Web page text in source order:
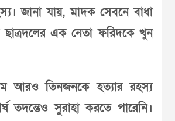
জানা যায়, মাদক সেবনে বাধা
ছাত্রদলের এক নেতা ফরিদকে খুন
আরও তিনজনকে হত্যার রহস্য
তদন্তেও সুরাহা করতে পারেনি।